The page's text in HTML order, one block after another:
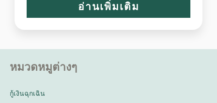
อ่านเพิ่มเติม
หมวดหมูต่างๆ
กู้เงินฉุกเฉิน